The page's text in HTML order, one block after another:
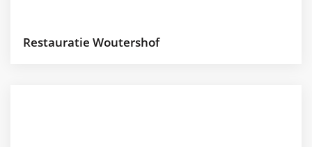
Restauratie Woutershof